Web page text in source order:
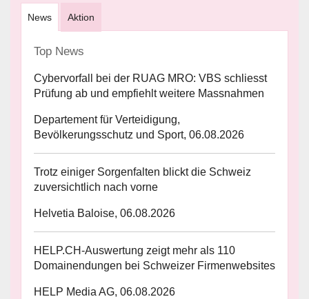
News Aktion
Top News
Cybervorfall bei der RUAG MRO: VBS schliesst
Prüfung ab und empfiehlt weitere Massnahmen
Departement für Verteidigung,
Bevölkerungsschutz und Sport, 06.08.2026
Trotz einiger Sorgenfalten blickt die Schweiz
zuversichtlich nach vorne
Helvetia Baloise, 06.08.2026
HELP.CH-Auswertung zeigt mehr als 110
Domainendungen bei Schweizer Firmenwebsites
HELP Media AG, 06.08.2026